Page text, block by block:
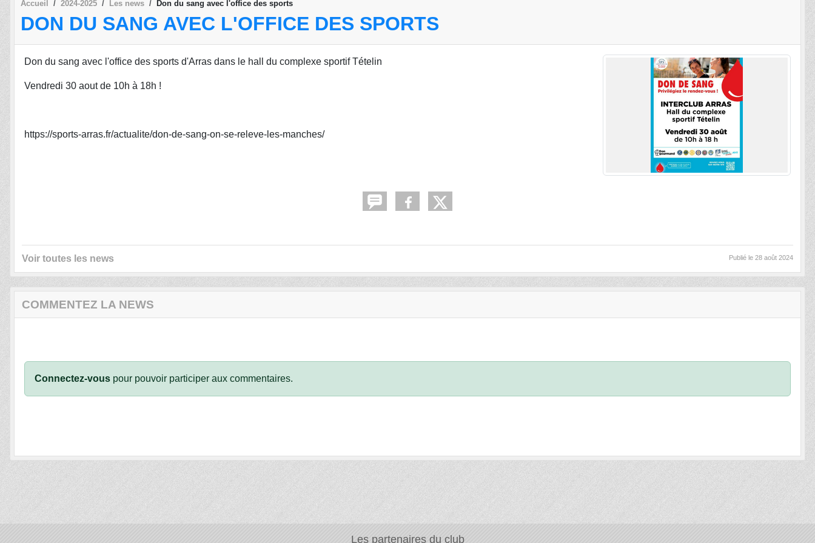
Accueil 2024-2025 Les news Don du sang avec l'office des sports
DON DU SANG AVEC L'OFFICE DES SPORTS
Don du sang avec l'office des sports d'Arras dans le hall du complexe sportif Tételin
Vendredi 30 aout de 10h à 18h !
https://sports-arras.fr/actualite/don-de-sang-on-se-releve-les-manches/
Voir toutes les news Publié le 28 août 2024
COMMENTEZ LA NEWS
Connectez-vous pour pouvoir participer aux commentaires.
Les partenaires du club